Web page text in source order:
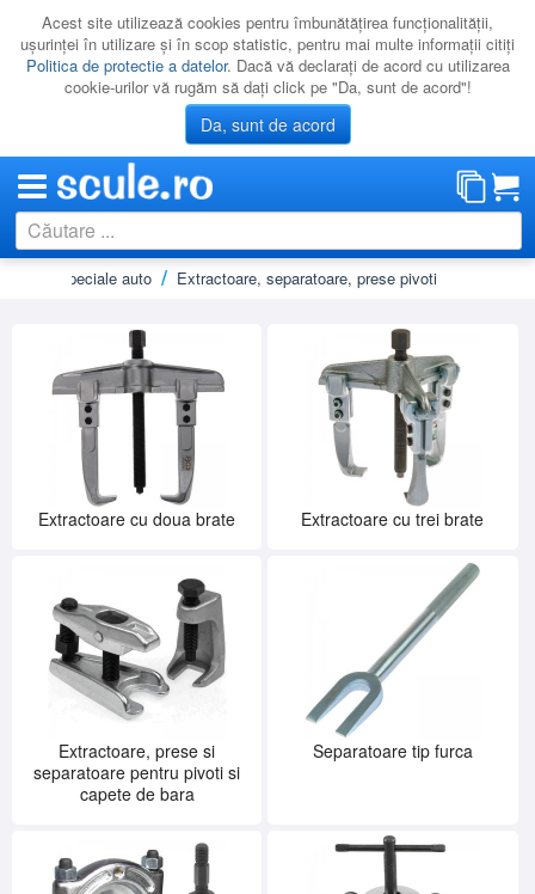
Acest site utilizează cookies pentru îmbunătăţirea funcţionalităţii,
uşurinţei în utilizare şi în scop statistic, pentru mai multe informaţii citiţi
Politica de protectie a datelor. Dacă vă declaraţi de acord cu utilizarea
cookie-urilor vă rugăm să daţi click pe "Da, sunt de acord"!
Da, sunt de acord
CATEGORII
RESIGILATE
LICHIDARE
CATALOAGE
PRODUCATORI
INCHIRIERI
BLOG
CONTACT
AUTENTIFICARE
Scule speciale auto Extractoare, separatoare, prese pivoti
Extractoare cu doua brate Extractoare cu trei brate
Extractoare, prese si
separatoare pentru pivoti si
capete de bara
Separatoare tip furca